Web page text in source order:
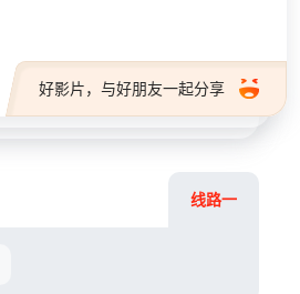
好影片，与好朋友一起分享
线路一